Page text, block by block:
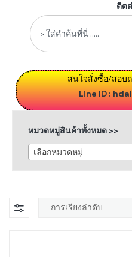
ติด
สนใจสั่งซื้อ/สอบถ
Line ID :
หมวดหมู่สินค้าทั้งหมด >>
เลือกหมวดหมู่